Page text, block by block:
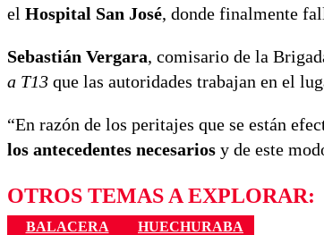
el Hospital San José, donde finalmente
Sebastián Vergara, comisario de la
a T13 que las autoridades trabajan en el
“En razón de los peritajes que se están
los antecedentes necesarios y de este
OTROS TEMAS A EXPLORAR:
BALACERA HUECHURABA